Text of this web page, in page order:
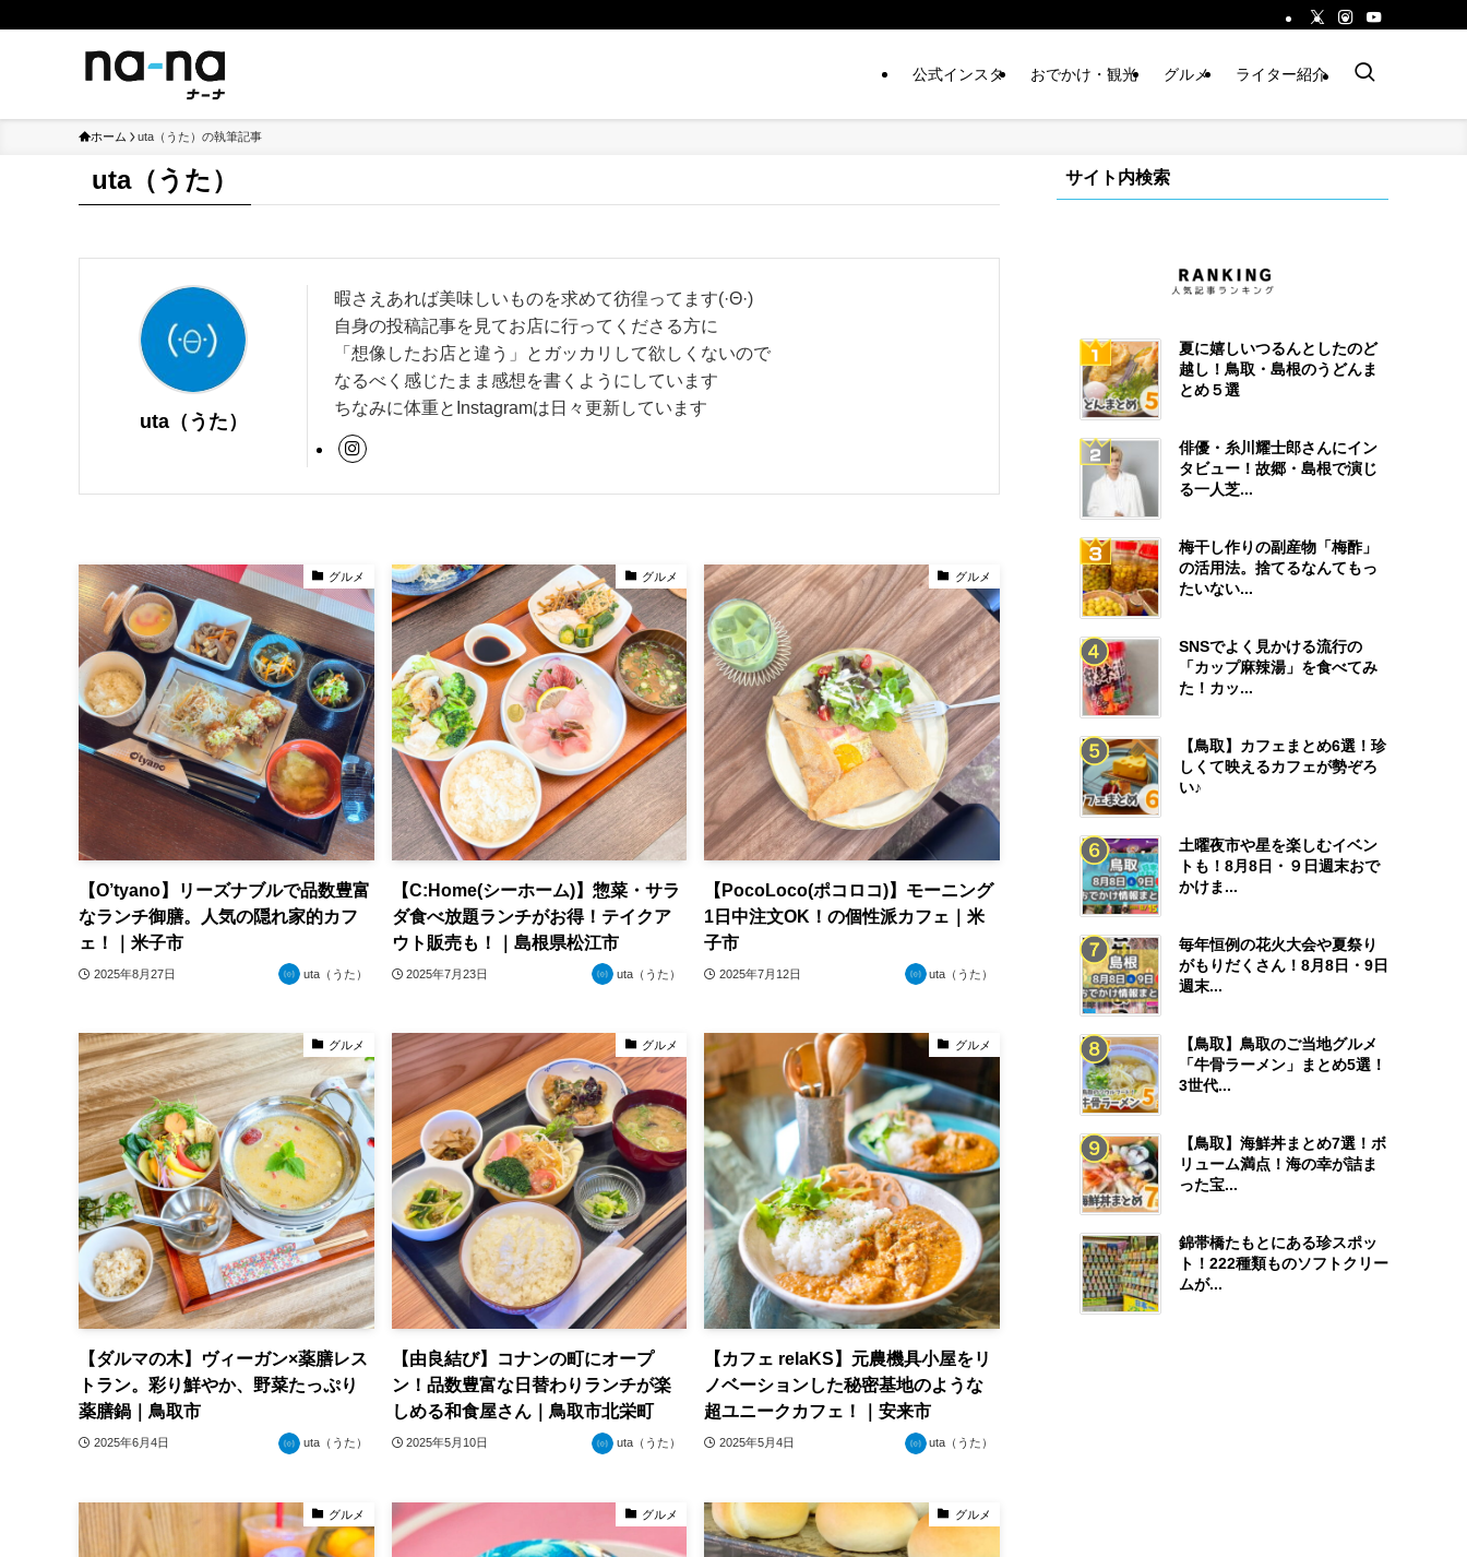
公式インスタ おでかけ・観光 グルメ ライター紹介
ホーム uta（うた）の執筆記事
uta（うた）
uta（うた）
暇さえあれば美味しいものを求めて彷徨ってます(·Θ·)
自身の投稿記事を見てお店に行ってくださる方に
「想像したお店と違う」とガッカリして欲しくないので
なるべく感じたまま感想を書くようにしています
ちなみに体重とInstagramは日々更新しています
グルメ
【O’tyano】リーズナブルで品数豊富
なランチ御膳。人気の隠れ家的カフ
ェ！｜米子市
2025年8月27日 uta（うた）
グルメ
【C:Home(シーホーム)】惣菜・サラ
ダ食べ放題ランチがお得！テイクア
ウト販売も！｜島根県松江市
2025年7月23日 uta（うた）
グルメ
【PocoLoco(ポコロコ)】モーニング
1日中注文OK！の個性派カフェ｜米
子市
2025年7月12日 uta（うた）
グルメ
【ダルマの木】ヴィーガン×薬膳レス
トラン。彩り鮮やか、野菜たっぷり
薬膳鍋｜鳥取市
2025年6月4日 uta（うた）
グルメ
【由良結び】コナンの町にオープ
ン！品数豊富な日替わりランチが楽
しめる和食屋さん｜鳥取市北栄町
2025年5月10日 uta（うた）
グルメ
【カフェ relaKS】元農機具小屋をリ
ノベーションした秘密基地のような
超ユニークカフェ！｜安来市
2025年5月4日 uta（うた）
グルメ グルメ グルメ
サイト内検索
夏に嬉しいつるんとしたのど
越し！鳥取・島根のうどんま
とめ５選
俳優・糸川耀士郎さんにイン
タビュー！故郷・島根で演じ
る一人芝...
梅干し作りの副産物「梅酢」
の活用法。捨てるなんてもっ
たいない...
SNSでよく見かける流行の
「カップ麻辣湯」を食べてみ
た！カッ...
【鳥取】カフェまとめ6選！珍
しくて映えるカフェが勢ぞろ
い♪
土曜夜市や星を楽しむイベン
トも！8月8日・９日週末おで
かけま...
毎年恒例の花火大会や夏祭り
がもりだくさん！8月8日・9日
週末...
【鳥取】鳥取のご当地グルメ
「牛骨ラーメン」まとめ5選！
3世代...
【鳥取】海鮮丼まとめ7選！ボ
リューム満点！海の幸が詰ま
った宝...
錦帯橋たもとにある珍スポッ
ト！222種類ものソフトクリー
ムが...